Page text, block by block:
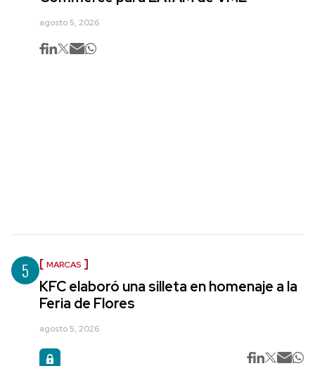
agosto 5, 2026
5 MARCAS
KFC elaboró una silleta en homenaje a la
Feria de Flores
agosto 5, 2026